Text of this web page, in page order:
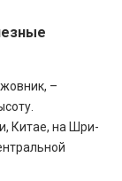
–
Китае, на Шри-